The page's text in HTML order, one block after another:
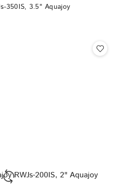
350IS, 3.5" Aquajoy